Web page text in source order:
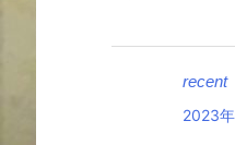
recent
2023